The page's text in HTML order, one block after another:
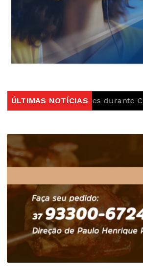
ÚLTIMAS NOTÍCIAS
durante Copa Feminina em